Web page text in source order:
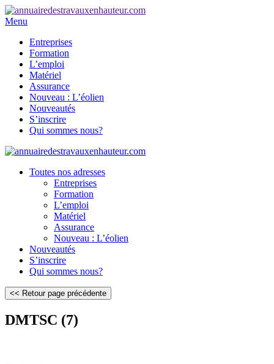
Menu
Entreprises
Formation
L’emploi
Matériel
Assurance
Nouveau : L’éolien
Nouveautés
S’inscrire
Qui sommes nous?
Toutes nos adresses
Entreprises
Formation
L’emploi
Matériel
Assurance
Nouveau : L’éolien
Nouveautés
S’inscrire
Qui sommes nous?
DMTSC (7)